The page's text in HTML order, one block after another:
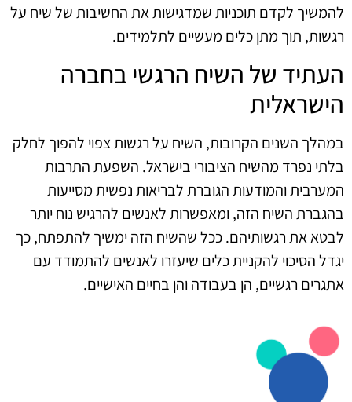
להמשיך לקדם תוכניות שמדגישות את החשיבות של שיח על
רגשות, תוך מתן כלים מעשיים לתלמידים.
העתיד של השיח הרגשי בחברה
הישראלית
במהלך השנים הקרובות, השיח על רגשות צפוי להפוך לחלק
בלתי נפרד מהשיח הציבורי בישראל. השפעת התרבות
המערבית והמודעות הגוברת לבריאות נפשית מסייעות
בהגברת השיח הזה, ומאפשרות לאנשים להרגיש נוח יותר
לבטא את רגשותיהם. ככל שהשיח הזה ימשיך להתפתח, כך
יגדל הסיכוי להקניית כלים שיעזרו לאנשים להתמודד עם
אתגרים רגשיים, הן בעבודה והן בחיים האישיים.